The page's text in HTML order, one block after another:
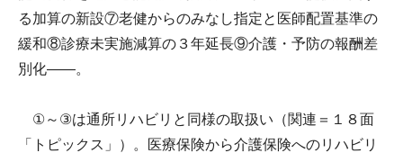
る加算の新設⑦老健からのみなし指定と医師配置基準の
緩和⑧診療未実施減算の３年延長⑨介護・予防の報酬差
別化――。
①～③は通所リハビリと同様の取扱い（関連＝１８面
「トピックス」）。医療保険から介護保険へのリハビリ